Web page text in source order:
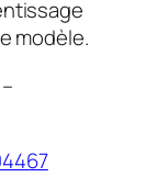
modèle.